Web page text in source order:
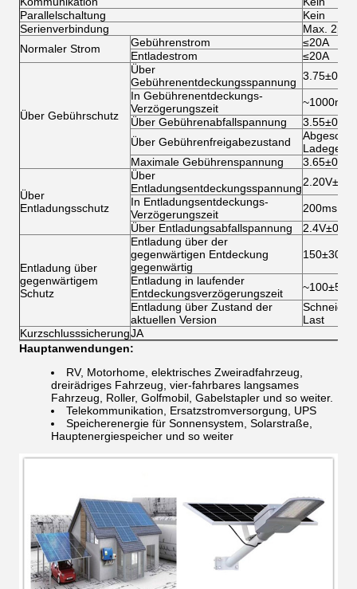
Parallelschaltung
Kein
Serienverbindung
Max. 2pcs
Normaler Strom
Gebührenstrom
≤20A
Entladestrom
≤20A
Über Gebührschutz
Über
Gebührenentdeckungsspannung
In Gebührenentdeckungs-
Verzögerungszeit
~1000mS
Über Gebührenabfallspannung
Über Gebührenfreigabezustand
Ladegerät
Maximale Gebührenspannung
Über
Entladungsschutz
Über
Entladungsentdeckungsspannung
In Entladungsentdeckungs-
Verzögerungszeit
200ms
Über Entladungsabfallspannung
Entladung über
gegenwärtigem
Schutz
Entladung über der
gegenwärtigen Entdeckung
gegenwärtig
150±30A
Entladung in laufender
Entdeckungsverzögerungszeit
Entladung über Zustand der
aktuellen Version
Last
KurzschlusssicherungJA
Hauptanwendungen:
RV, Motorhome, elektrisches Zweiradfahrzeug,
dreirädriges Fahrzeug, vier-fahrbares langsames
Fahrzeug, Roller, Golfmobil, Gabelstapler und so weiter.
Telekommunikation, Ersatzstromversorgung, UPS
Speicherenergie für Sonnensystem, Solarstraße,
Hauptenergiespeicher und so weiter